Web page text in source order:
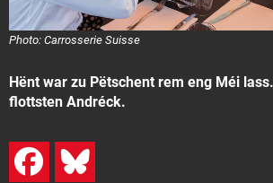
Photo: Carrosserie Suisse
Hënt war zu Pëtschent rem eng Méi
flottsten Andréck.